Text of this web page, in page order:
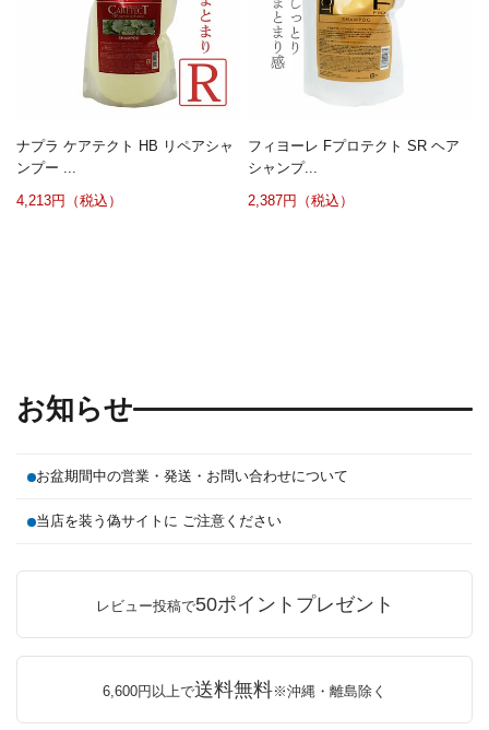
ナプラ ケアテクト HB リペアシャ
ンプー ...
4,213円（税込）
フィヨーレ Fプロテクト SR ヘア
シャンプ...
2,387円（税込）
お知らせ
お盆期間中の営業・発送・お問い合わせについて
当店を装う偽サイトに ご注意ください
レビュー投稿で50ポイントプレゼント
6,600円以上で送料無料※沖縄・離島除く